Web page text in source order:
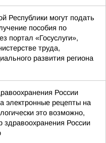
Республики могут подать
пособия по
портал «Госуслуги»,
труда,
развития региона
России
электронные рецепты на
это возможно,
здравоохранения России